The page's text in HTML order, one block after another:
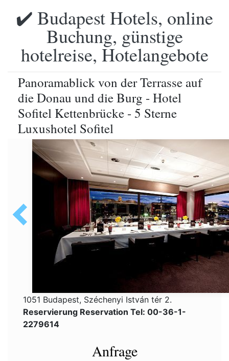
✔️ Budapest Hotels, online
Buchung, günstige
hotelreise, Hotelangebote
Panoramablick von der Terrasse auf
die Donau und die Burg - Hotel
Sofitel Kettenbrücke - 5 Sterne
Luxushotel Sofitel
1051 Budapest, Széchenyi István tér 2.
Reservierung Reservation Tel: 00-36-1-
2279614
Anfrage